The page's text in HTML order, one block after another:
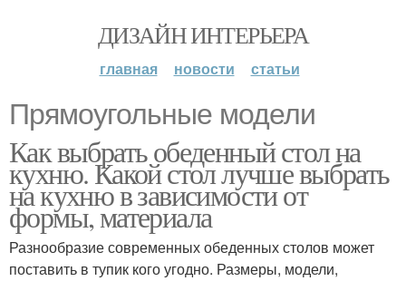
ДИЗАЙН ИНТЕРЬЕРА
главная новости статьи
Прямоугольные модели
Как выбрать обеденный стол на
кухню. Какой стол лучше выбрать
на кухню в зависимости от
формы, материала
Разнообразие современных обеденных столов может
поставить в тупик кого угодно. Размеры, модели,